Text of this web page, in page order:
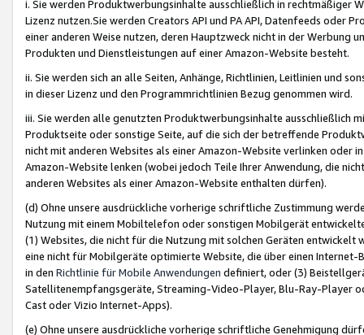
i. Sie werden Produktwerbungsinhalte ausschließlich in rechtmäßiger
Lizenz nutzen.Sie werden Creators API und PA API, Datenfeeds oder
einer anderen Weise nutzen, deren Hauptzweck nicht in der Werbung
Produkten und Dienstleistungen auf einer Amazon-Website besteht.
ii. Sie werden sich an alle Seiten, Anhänge, Richtlinien, Leitlinien und
in dieser Lizenz und den Programmrichtlinien Bezug genommen wird.
iii. Sie werden alle genutzten Produktwerbungsinhalte ausschließlich
Produktseite oder sonstige Seite, auf die sich der betreffende
nicht mit anderen Websites als einer Amazon-Website verlinken oder
Amazon-Website lenken (wobei jedoch Teile Ihrer Anwendung, die
anderen Websites als einer Amazon-Website enthalten dürfen).
(d) Ohne unsere ausdrückliche vorherige schriftliche Zustimmung
Nutzung mit einem Mobiltelefon oder sonstigen Mobilgerät
(1) Websites, die nicht für die Nutzung mit solchen Geräten
eine nicht für Mobilgeräte optimierte Website, die über einen
in den Richtlinie für Mobile Anwendungen definiert, oder (3)
Satellitenempfangsgeräte, Streaming-Video-Player, Blu-Ray-Player
Cast oder Vizio Internet-Apps).
(e) Ohne unsere ausdrückliche vorherige schriftliche Genehmigung